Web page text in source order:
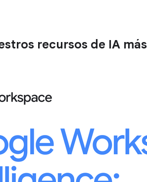
recursos de IA más